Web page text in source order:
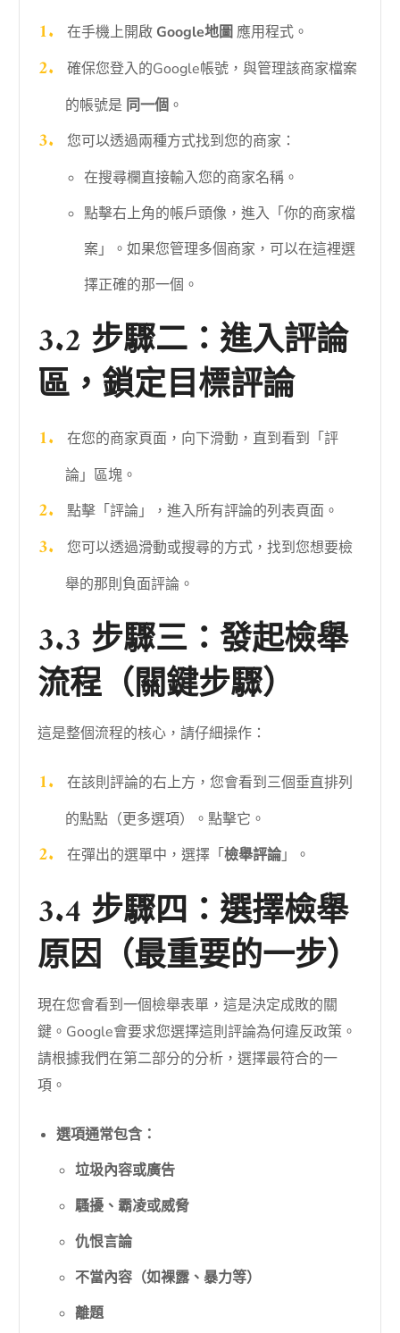
在手機上開啟 Google地圖 應用程式。
確保您登入的Google帳號，與管理該商家檔案
的帳號是 同一個 。
您可以透過兩種方式找到您的商家：
在搜尋欄直接輸入您的商家名稱。
點擊右上角的帳戶頭像，進入「你的商家檔
案」。如果您管理多個商家，可以在這裡選
擇正確的那一個。
3.2 步驟二：進入評論
區，鎖定目標評論
在您的商家頁面，向下滑動，直到看到「評
論」區塊。
點擊「評論」，進入所有評論的列表頁面。
您可以透過滑動或搜尋的方式，找到您想要檢
舉的那則負面評論。
3.3 步驟三：發起檢舉
流程（關鍵步驟）
這是整個流程的核心，請仔細操作：
在該則評論的右上方，您會看到三個垂直排列
的點點（更多選項）。點擊它。
在彈出的選單中，選擇「檢舉評論」。
3.4 步驟四：選擇檢舉
原因（最重要的一步）
現在您會看到一個檢舉表單，這是決定成敗的關
鍵。Google會要求您選擇這則評論為何違反政策。
請根據我們在第二部分的分析，選擇最符合的一
項。
選項通常包含：
垃圾內容或廣告
騷擾、霸凌或威脅
仇恨言論
不當內容（如裸露、暴力等）
離題